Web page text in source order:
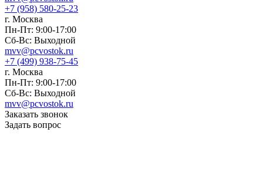
+7 (958) 580-25-23
г. Москва
Пн-Пт: 9:00-17:00
Сб-Вс: Выходной
mvv@pcvostok.ru
+7 (499) 938-75-45
г. Москва
Пн-Пт: 9:00-17:00
Сб-Вс: Выходной
mvv@pcvostok.ru
Заказать звонок
Задать вопрос